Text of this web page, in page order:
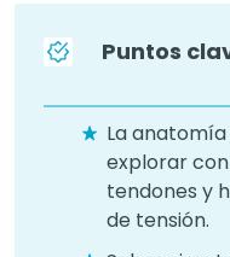
Puntos
La
explorar
tendones y
de tensión.